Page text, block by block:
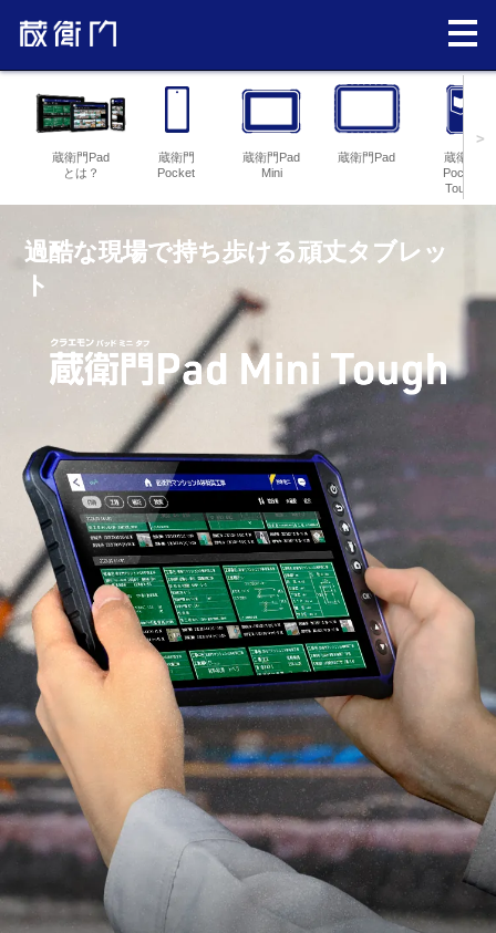
蔵衛門Pad
とは？
蔵衛門
Pocket
蔵衛門Pad
Mini
蔵衛門Pad
蔵衛門
Pocket
Tough
>
過酷な現場で持ち歩ける頑丈タブレッ
ト